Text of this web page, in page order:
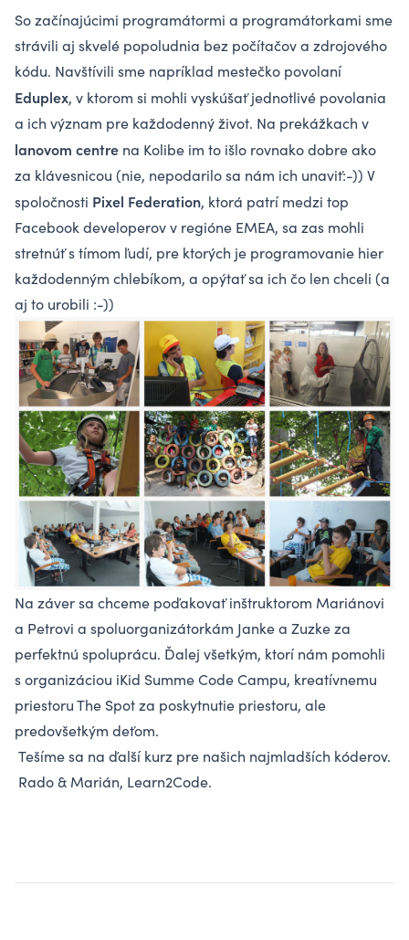
So začínajúcimi programátormi a programátorkami sme
strávili aj skvelé popoludnia bez počítačov a zdrojového
kódu. Navštívili sme napríklad mestečko povolaní
Eduplex, v ktorom si mohli vyskúšať jednotlivé povolania
a ich význam pre každodenný život. Na prekážkach v
lanovom centre na Kolibe im to išlo rovnako dobre ako
za klávesnicou (nie, nepodarilo sa nám ich unaviť:-)) V
spoločnosti Pixel Federation, ktorá patrí medzi top
Facebook developerov v regióne EMEA, sa zas mohli
stretnúť s tímom ľudí, pre ktorých je programovanie hier
každodenným chlebíkom, a opýtať sa ich čo len chceli (a
aj to urobili :-))
Na záver sa chceme poďakovať inštruktorom Mariánovi
a Petrovi a spoluorganizátorkám Janke a Zuzke za
perfektnú spoluprácu. Ďalej všetkým, ktorí nám pomohli
s organizáciou iKid Summe Code Campu, kreatívnemu
priestoru The Spot za poskytnutie priestoru, ale
predovšetkým deťom.
Tešíme sa na ďalší kurz pre našich najmladších kóderov.
Rado & Marián, Learn2Code.